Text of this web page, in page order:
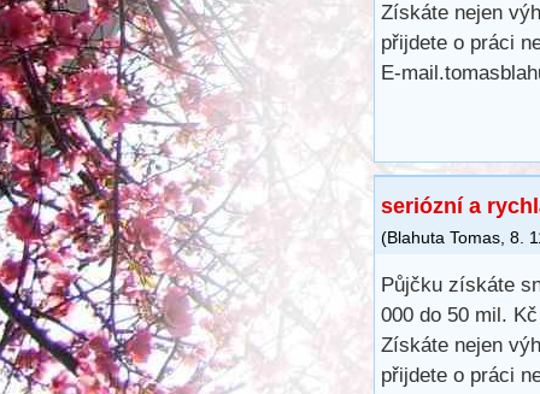
Získáte nejen
přijdete o práci
E-
seriózní a
(Blahuta Tomas 8.
Půjčku získáte
000 do 50 mil.
Získáte nejen
přijdete o práci